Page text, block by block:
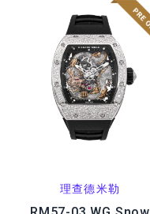
理查德米勒